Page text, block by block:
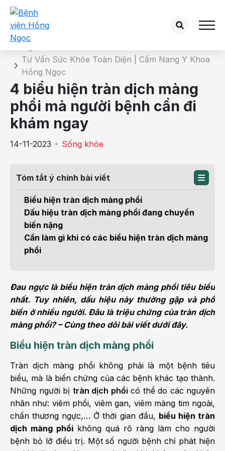
Chi tiết bài tư vấn
Tư Vấn Sức Khỏe Toàn Diện | Cẩm Nang Y Khoa
Hồng Ngọc
4 biểu hiện tràn dịch màng
phổi mà người bệnh cần đi
khám ngay
14-11-2023 Sống khỏe
Tóm tắt ý chính bài viết
Biểu hiện tràn dịch màng phổi
Dấu hiệu tràn dịch màng phổi đang chuyển
biến nặng
Cần làm gì khi có các biểu hiện tràn dịch màng
phổi
Đau ngực là biểu hiện tràn dịch màng phổi tiêu biểu
nhất. Tuy nhiên, dấu hiệu này thường gặp và phổ
biến ở nhiều người. Đâu là triệu chứng của tràn dịch
màng phổi? – Cùng theo dõi bài viết dưới đây.
Biểu hiện tràn dịch màng phổi
Tràn dịch màng phổi không phải là một bệnh tiêu
biểu, mà là biến chứng của các bệnh khác tạo thành.
Những người bị tràn dịch phổi có thể do các nguyên
nhân như: viêm phổi, viêm gan, viêm màng tim ngoài,
chấn thương ngực,… Ở thời gian đầu, biểu hiện tràn
dịch màng phổi không quá rõ ràng làm cho người
bệnh bỏ lỡ điều trị. Một số người bệnh chỉ phát hiện